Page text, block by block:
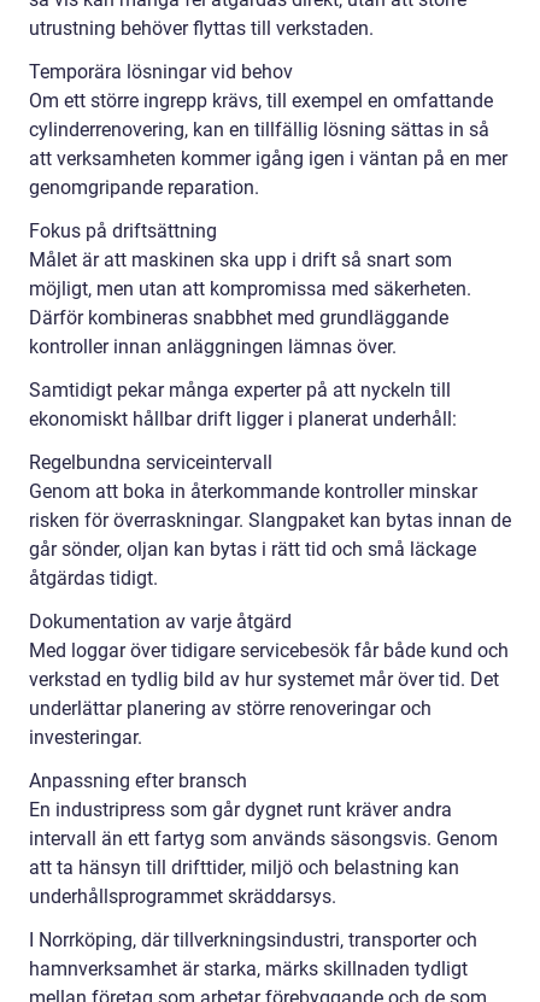
utrustning behöver flyttas till verkstaden.
Temporära lösningar vid behov
Om ett större ingrepp krävs, till exempel en omfattande
cylinderrenovering, kan en tillfällig lösning sättas in så
att verksamheten kommer igång igen i väntan på en mer
genomgripande reparation.
Fokus på driftsättning
Målet är att maskinen ska upp i drift så snart som
möjligt, men utan att kompromissa med säkerheten.
Därför kombineras snabbhet med grundläggande
kontroller innan anläggningen lämnas över.
Samtidigt pekar många experter på att nyckeln till
ekonomiskt hållbar drift ligger i planerat underhåll:
Regelbundna serviceintervall
Genom att boka in återkommande kontroller minskar
risken för överraskningar. Slangpaket kan bytas innan de
går sönder, oljan kan bytas i rätt tid och små läckage
åtgärdas tidigt.
Dokumentation av varje åtgärd
Med loggar över tidigare servicebesök får både kund och
verkstad en tydlig bild av hur systemet mår över tid. Det
underlättar planering av större renoveringar och
investeringar.
Anpassning efter bransch
En industripress som går dygnet runt kräver andra
intervall än ett fartyg som används säsongsvis. Genom
att ta hänsyn till drifttider, miljö och belastning kan
underhållsprogrammet skräddarsys.
I Norrköping, där tillverkningsindustri, transporter och
hamnverksamhet är starka, märks skillnaden tydligt
mellan företag som arbetar förebyggande och de som